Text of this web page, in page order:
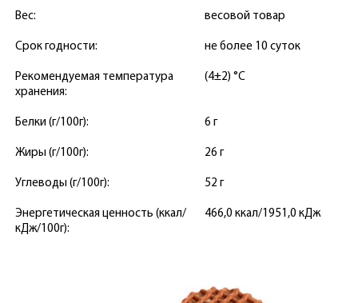
Вес: весовой товар
Срок годности: не более 10 суток
Рекомендуемая температура
хранения:
(4±2) °С
Белки (г/100г): 6 г
Жиры (г/100г): 26 г
Углеводы (г/100г): 52 г
Энергетическая ценность (ккал/
кДж/100г):
466,0 ккал/1951,0 кДж